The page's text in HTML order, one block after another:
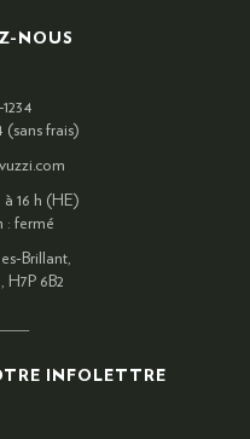
NOUS
1234
(sans frais)
à 16 h (HE)
: fermé
Brillant,
H7P 6B2
INFOLETTRE